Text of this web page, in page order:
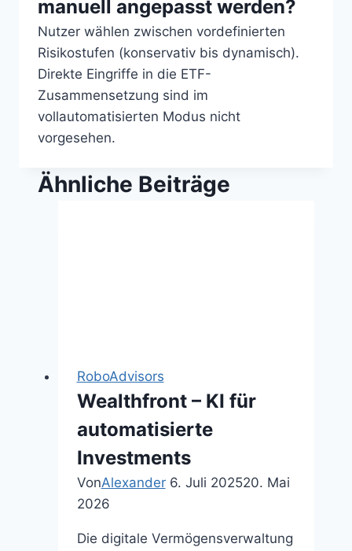
manuell angepasst werden?
Nutzer wählen zwischen vordefinierten
Risikostufen (konservativ bis dynamisch).
Direkte Eingriffe in die ETF-
Zusammensetzung sind im
vollautomatisierten Modus nicht
vorgesehen.
Ähnliche Beiträge
RoboAdvisors
Wealthfront – KI für
automatisierte
Investments
VonAlexander 6. Juli 202520. Mai
2026
Die digitale Vermögensverwaltung